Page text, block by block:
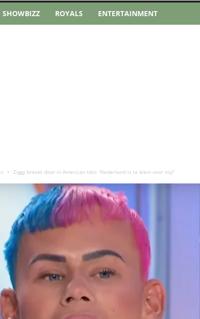
SHOWBIZZ ROYALS ENTERTAINMENT
Ziggy breekt door in American Idol: ‘Nederland is te klein voor mij!’